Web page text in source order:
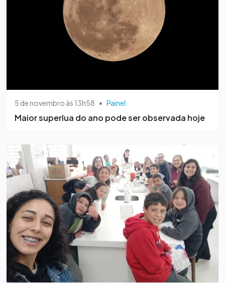
5 de novembro às 13h58 • Painel
Maior superlua do ano pode ser observada hoje